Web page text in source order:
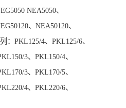
NEA5050、
、NEA50120、
PKL125/4、PKL125/6、
3、PKL150/4、
3、PKL170/5、
4、PKL220/6、